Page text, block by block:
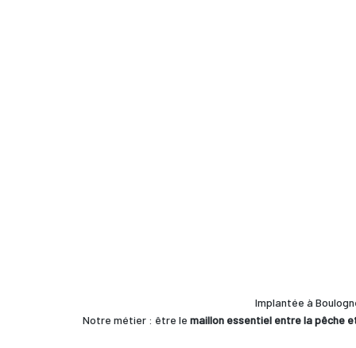
Implantée à
Notre métier : être le maillon essentiel entre la pêche